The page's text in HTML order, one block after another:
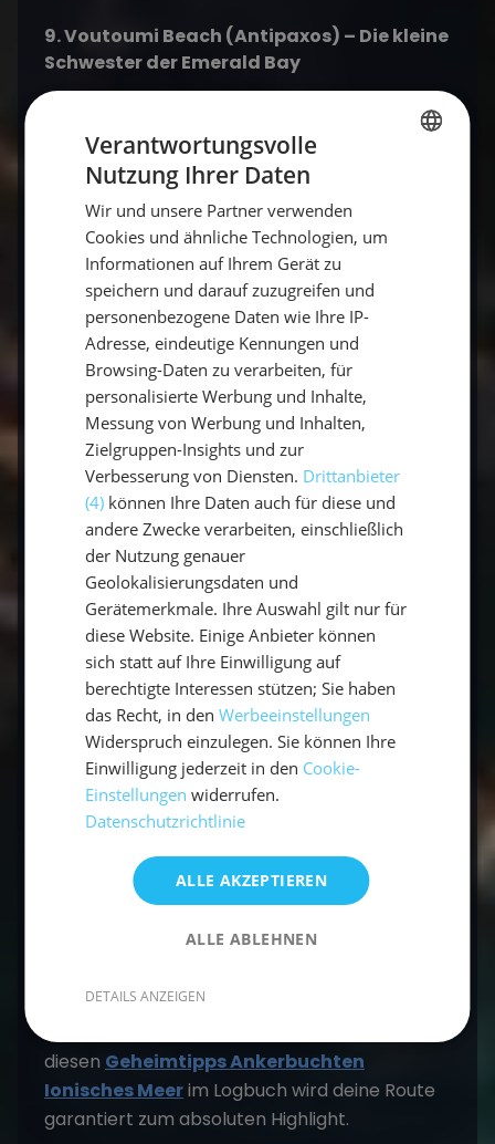
9. Voutoumi Beach (Antipaxos) – Die kleine
Schwester der Emerald Bay
Oft unterschätzt, aber mindestens genauso
schön. Gesäumt von dichten, grünen
Zypressen, die bis ans Wasser reichen, bietet
diese Bucht vor allem am frühen Morgen eine
magische Ruhe.
10. Abelike Bay (Meganisi) – Das
Fjorderlebnis
Meganisi ist berühmt für seine tief
eingeschnittenen Buchten, die an
skandinavische Fjorde erinnern – nur mit
Palmen und warmem Wasser. In der Abelike
Bay könnt ihr eine Landleine an den
Olivenbäumen festmachen und liegt sicherer
als in jedem Hafen.
Fazit: Dein Ticket ins Buchten-Paradies
7-Tage-Törn Ionisches Meer
malerischen Hafenstädtchen und einsamen
Nächten unter dem Sternenhimmel. Mit
diesen Geheimtipps Ankerbuchten
Ionisches Meerim Logbuch wird deine Route
garantiert zum absoluten Highlight.
Verantwortungsvolle
Nutzung Ihrer Daten
Wir und unsere Partner verwenden
Cookies und ähnliche Technologien, um
Informationen auf Ihrem Gerät zu
speichern und darauf zuzugreifen und
personenbezogene Daten wie Ihre IP-
Adresse, eindeutige Kennungen und
Browsing-Daten zu verarbeiten, für
personalisierte Werbung und Inhalte,
Messung von Werbung und Inhalten,
Zielgruppen-Insights und zur
Verbesserung von Diensten. Drittanbieter
(4) können Ihre Daten auch für diese und
andere Zwecke verarbeiten, einschließlich
der Nutzung genauer
Geolokalisierungsdaten und
Gerätemerkmale. Ihre Auswahl gilt nur für
diese Website. Einige Anbieter können
sich statt auf Ihre Einwilligung auf
berechtigte Interessen stützen; Sie haben
das Recht, in denWerbeeinstellungen
Widerspruch einzulegen. Sie können Ihre
Einwilligung jederzeit in den Cookie-
Einstellungen widerrufen.
Datenschutzrichtlinie
ALLE AKZEPTIEREN
ALLE ABLEHNEN
DETAILS ANZEIGEN